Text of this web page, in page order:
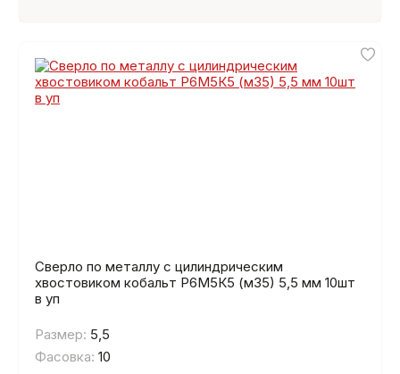
Сверло по металлу с цилиндрическим
хвостовиком кобальт Р6М5К5 (м35) 5,5 мм 10шт
в уп
Размер: 5,5
Фасовка: 10